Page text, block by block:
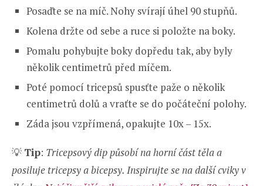
Posaďte se na míč. Nohy svírají úhel 90 stupňů.
Kolena držte od sebe a ruce si položte na boky.
Pomalu pohybujte boky dopředu tak, aby byly
několik centimetrů před míčem.
Poté pomocí tricepsů spusťte paže o několik
centimetrů dolů a vraťte se do počáteční polohy.
Záda jsou vzpřímená, opakujte 10x – 15x.
💡 Tip: Tricepsový dip působí na horní část těla a
posiluje tricepsy a bicepsy. Inspirujte se na další cviky v